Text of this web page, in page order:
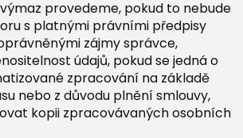
provedeme, pokud to nebude
s platnými právními předpisy
zájmy správce,
údajů, pokud se jedná o
zpracování na základě
nebo z důvodu plnění smlouvy,
kopii zpracovávaných osobních